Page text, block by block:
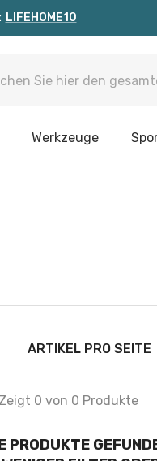
LIFEHOME10
Werkzeuge
ARTIKEL PRO SEITE
Zeigt 0 von 0 Produkte
PRODUKTE